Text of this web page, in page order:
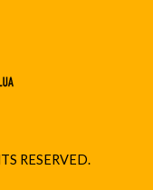
RESERVED.